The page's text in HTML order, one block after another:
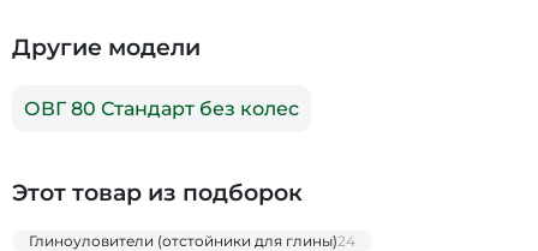
Другие модели
ОВГ 80 Стандарт без колес
Этот товар из подборок
Глиноуловители (отстойники для глины)24